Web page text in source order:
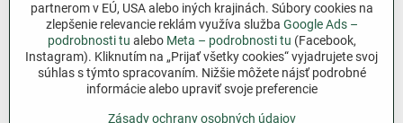
Sme slovenský e-shop bez dotácií​. Fungujeme len
vďaka vám – ľuďom, ktorí veria v poctivú prácu a
lásku k pôde​. Každý nákup na Jutro​.sk nám pomáha
pokračovať v tom, čo má zmysel – pomáhať
záhradkárom zadarmo a srdcom​.
partnerom v EÚ, USA alebo iných krajinách. Súbory cookies na
zlepšenie relevancie reklám využíva služba Google Ads –
podrobnosti tu alebo Meta – podrobnosti tu (Facebook,
Instagram). Kliknutím na „Prijať všetky cookies“ vyjadrujete svoj
súhlas s týmto spracovaním. Nižšie môžete nájsť podrobné
informácie alebo upraviť svoje preferencie
Zásady ochrany osobných údajov